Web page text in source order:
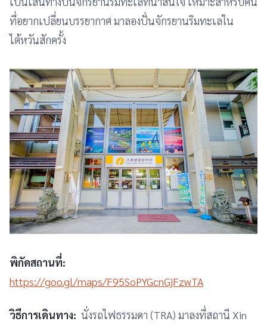
ที่อยากเปลี่ยนบรรยากาศ มาลองปั่นจักรยานริมทะเลใน
ไต้หวันสักครั้ง
พิกัดสถานที่:
https://goo.gl/maps/F95SoPYGcnGjFzwTA
วิธีการเดินทาง: นั่งรถไฟธรรมดา (TRA) มาลงที่สถานี Xin